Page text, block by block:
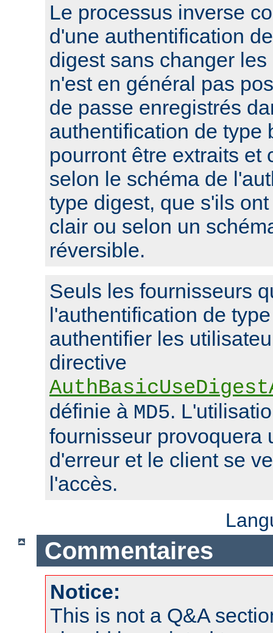
Le processus inverse
d'une authentification
digest sans changer
n'est en général pas
de passe enregistrés
authentification de type
pourront être extraits et
selon le schéma de
type digest, que s'ils
clair ou selon un
réversible.
Seuls les fournisseurs
l'authentification de
authentifier les
directive
définie à MD5.
fournisseur provoquera
d'erreur et le client se
l'accès.
Commentaires
Notice:
This is not a Q&A